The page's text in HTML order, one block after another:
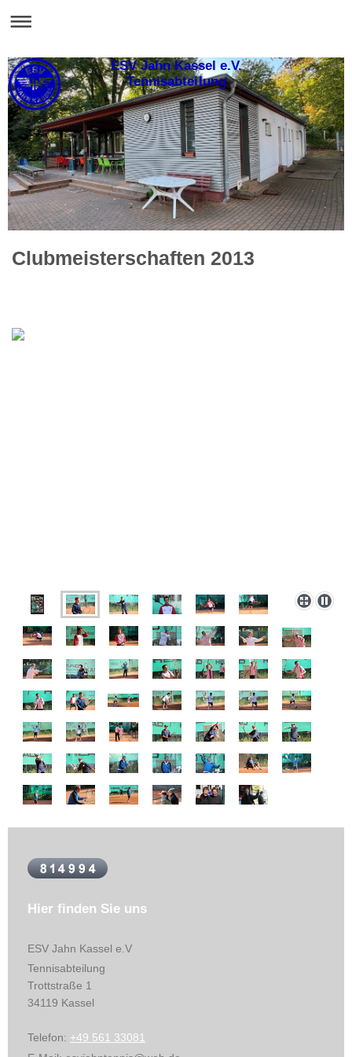
ESV Jahn Kassel e.V.
Tennisabteilung
Clubmeisterschaften 2013
Hier finden Sie uns
ESV Jahn Kassel e.V
Tennisabteilung
Trottstraße 1
34119 Kassel
Telefon: +49 561 33081